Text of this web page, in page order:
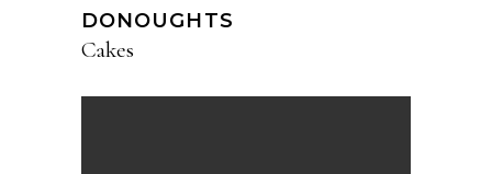
DONOUGHTS
Cakes